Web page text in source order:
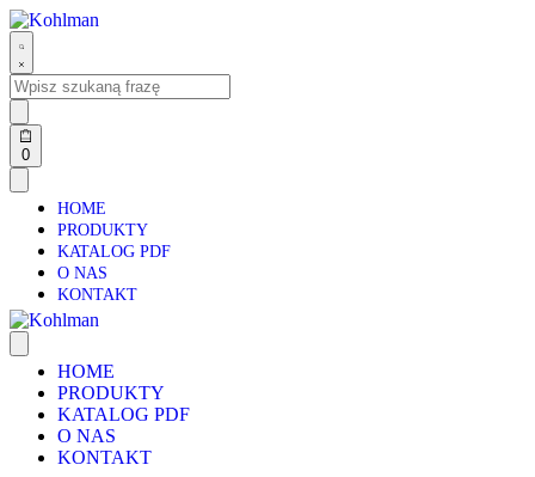
0
HOME
PRODUKTY
KATALOG PDF
O NAS
KONTAKT
HOME
PRODUKTY
KATALOG PDF
O NAS
KONTAKT